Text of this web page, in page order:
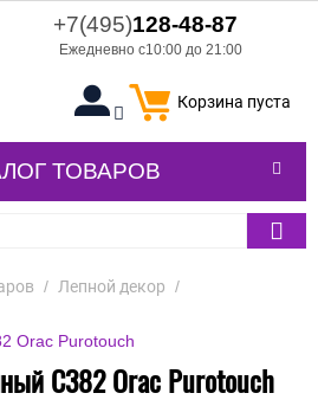
+7(495)128-48-87
Ежедневно с10:00 до 21:00
Корзина пуста
ТОВАРОВ
/ Лепной декор /
Orac Purotouch
C382 Orac Purotouch